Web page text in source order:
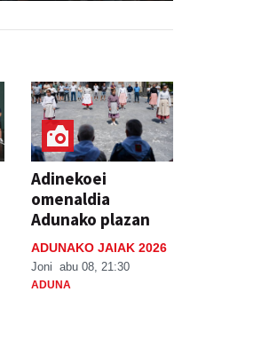
Adinekoei
omenaldia
Adunako plazan
ADUNAKO JAIAK 2026
Joni abu 08, 21:30
ADUNA